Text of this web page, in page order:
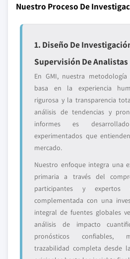
Nuestro Proceso De
1. Diseño De
Supervisión De Analistas
En GMI, nuestra
basa en la experiencia
rigurosa y la transparencia
análisis de tendencias y
informes es
experimentados que
mercado.
Nuestro enfoque integra una
primaria a través del
participantes y
complementada con una
integral de fuentes globales
análisis de impacto
pronósticos confiables,
trazabilidad completa desde